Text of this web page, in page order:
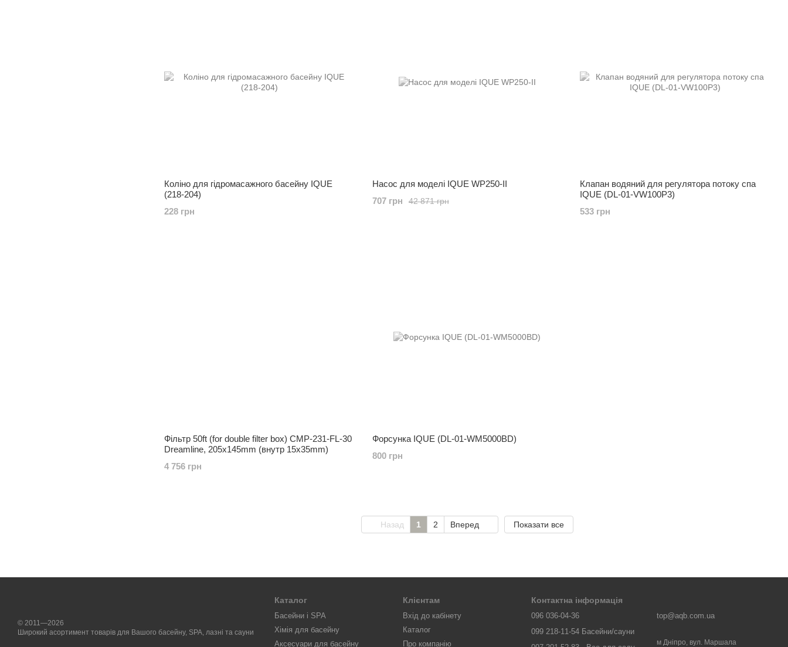
Коліно для гідромасажного басейну IQUE
(218-204)
228 грн
Насос для моделі IQUE WP250-II
42 871 грн
707 грн
Клапан водяний для регулятора потоку спа
IQUE (DL-01-VW100P3)
533 грн
Фільтр 50ft (for double filter box) CMP-231-FL-30
Dreamline, 205х145mm (внутр 15х35mm)
4 756 грн
Форсунка IQUE (DL-01-WM5000BD)
800 грн
Назад 1 2 Вперед Показати все
© 2011—2026
Широкий асортимент товарів для Вашого басейну, SPA, лазні та сауни
Каталог
Басейни і SPA
Хімія для басейну
Аксесуари для басейну
Клієнтам
Вхід до кабінету
Каталог
Про компанію
Контактна інформація
096 036-04-36
099 218-11-54 Басейни/сауни
top@aqb.com.ua
м Дніпро, вул. Маршала